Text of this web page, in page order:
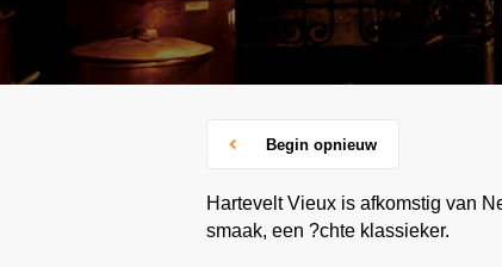
Begin opnieuw
Hartevelt Vieux is afkomstig van
smaak, een ?chte klassieker.